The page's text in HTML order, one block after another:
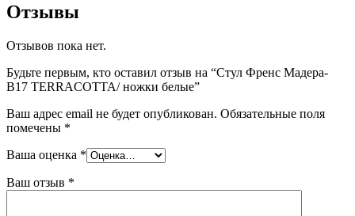
Отзывы
Отзывов пока нет.
Будьте первым, кто оставил отзыв на “Стул Френс Мадера-
B17 TERRACOTTA/ ножки белые”
Ваш адрес email не будет опубликован. Обязательные поля
помечены *
Ваша оценка *
Ваш отзыв *